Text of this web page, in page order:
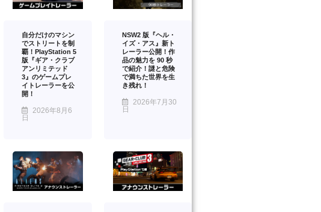
自分だけのマシン
でストリートを制
覇！PlayStation 5
版『ギア・クラブ
アンリミテッド
3』のゲームプレ
イトレーラーを公
開！
2026年8月6
日
NSW2 版『ヘル・
イズ・アス』新ト
レーラー公開！作
品の魅力を 90 秒
で紹介！謎と危険
で満ちた世界を生
き残れ！
2026年7月30
日